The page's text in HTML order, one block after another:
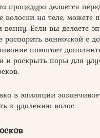
процедура делается
волоски на теле, можете
ванну. Если вы делаете
распарить ванночкой с
помогает
и раскрыть поры для
в эпиляции
к удалению волос.